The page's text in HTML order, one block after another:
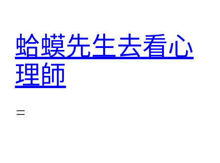
蛤蟆先生去看心
理師